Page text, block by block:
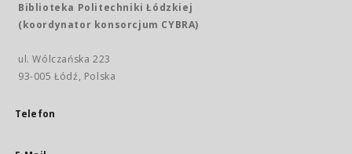
Biblioteka Politechniki Łódzkiej
(koordynator konsorcjum CYBRA)
ul. Wólczańska 223
93-005 Łódź, Polska
Telefon